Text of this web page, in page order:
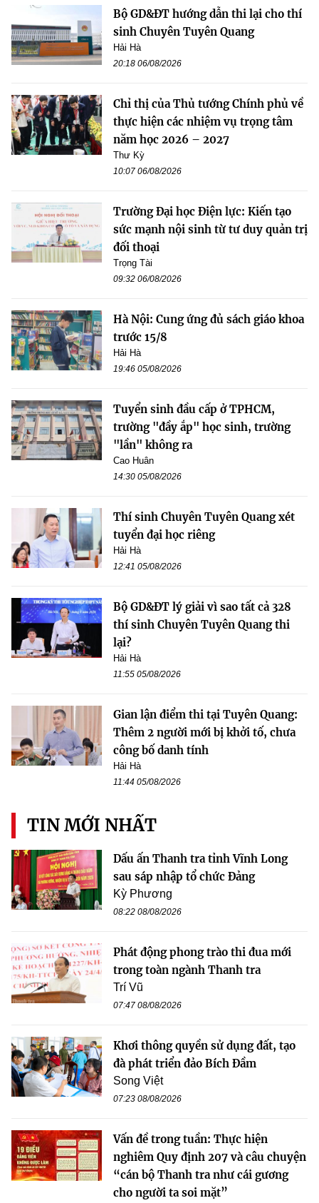
Bộ GD&ĐT hướng dẫn thi lại cho thí
sinh Chuyên Tuyên Quang
Hải Hà
20:18 06/08/2026
Chỉ thị của Thủ tướng Chính phủ về
thực hiện các nhiệm vụ trọng tâm
năm học 2026 – 2027
Thư Kỳ
10:07 06/08/2026
Trường Đại học Điện lực: Kiến tạo
sức mạnh nội sinh từ tư duy quản trị
đối thoại
Trọng Tài
09:32 06/08/2026
Hà Nội: Cung ứng đủ sách giáo khoa
trước 15/8
Hải Hà
19:46 05/08/2026
Tuyển sinh đầu cấp ở TPHCM,
trường "đầy ắp" học sinh, trường
"lần" không ra
Cao Huân
14:30 05/08/2026
Thí sinh Chuyên Tuyên Quang xét
tuyển đại học riêng
Hải Hà
12:41 05/08/2026
Bộ GD&ĐT lý giải vì sao tất cả 328
thí sinh Chuyên Tuyên Quang thi
lại?
Hải Hà
11:55 05/08/2026
Gian lận điểm thi tại Tuyên Quang:
Thêm 2 người mới bị khởi tố, chưa
công bố danh tính
Hải Hà
11:44 05/08/2026
TIN MỚI NHẤT
Dấu ấn Thanh tra tỉnh Vĩnh Long
sau sáp nhập tổ chức Đảng
Kỳ Phương
08:22 08/08/2026
Phát động phong trào thi đua mới
trong toàn ngành Thanh tra
Trí Vũ
07:47 08/08/2026
Khơi thông quyền sử dụng đất, tạo
đà phát triển đảo Bích Đầm
Song Việt
07:23 08/08/2026
Vấn đề trong tuần: Thực hiện
nghiêm Quy định 207 và câu chuyện
“cán bộ Thanh tra như cái gương
cho người ta soi mặt”